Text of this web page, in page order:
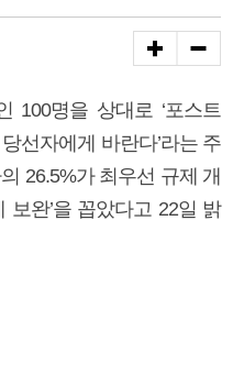
100명을 상대로 ‘포스트
선자에게 바란다’라는 주
26.5%가 최우선 규제 개
보완’을 꼽았다고 22일 밝